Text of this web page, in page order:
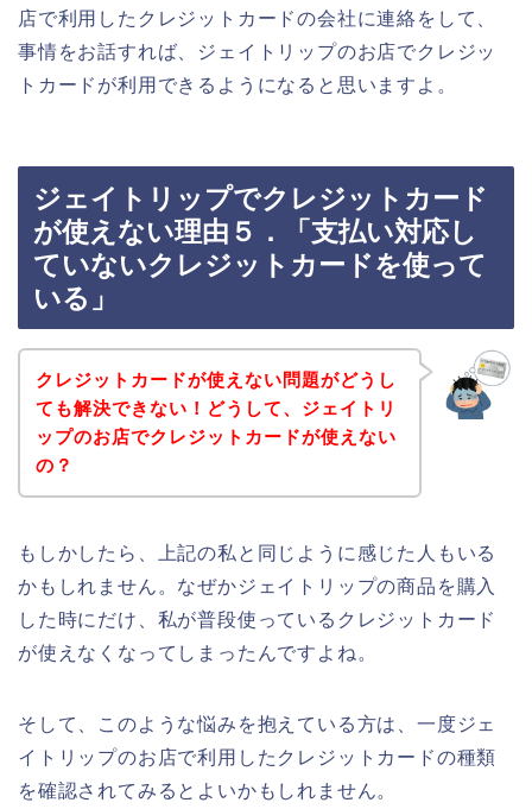
店で利用したクレジットカードの会社に連絡をして、
事情をお話すれば、ジェイトリップのお店でクレジッ
トカードが利用できるようになると思いますよ。
ジェイトリップでクレジットカード
が使えない理由５．「支払い対応し
ていないクレジットカードを使って
いる」
クレジットカードが使えない問題がどうし
ても解決できない！どうして、ジェイトリ
ップのお店でクレジットカードが使えない
の？
もしかしたら、上記の私と同じように感じた人もいる
かもしれません。なぜかジェイトリップの商品を購入
した時にだけ、私が普段使っているクレジットカード
が使えなくなってしまったんですよね。
そして、このような悩みを抱えている方は、一度ジェ
イトリップのお店で利用したクレジットカードの種類
を確認されてみるとよいかもしれません。